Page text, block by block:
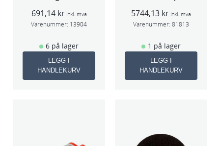
691,14 kr inkl. mva
Varenummer: 13904
6 på lager
LEGG I
HANDLEKURV
5mm slag
75mm
5744,13 kr inkl. mva
Varenummer: 81813
1 på lager
LEGG I
HANDLEKURV